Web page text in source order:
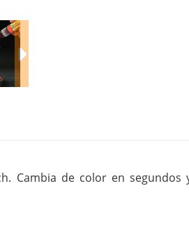
Cambia de color en